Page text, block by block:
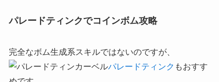
パレードティンクでコインボム攻略
完全なボム生成系スキルではないのですが、
パレードティンク もおすす